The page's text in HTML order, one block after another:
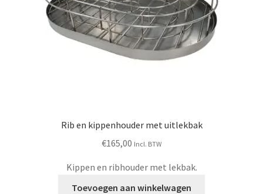
Rib en kippenhouder met uitlekbak
€165,00 Incl. BTW
Kippen en ribhouder met lekbak.
Toevoegen aan winkelwagen